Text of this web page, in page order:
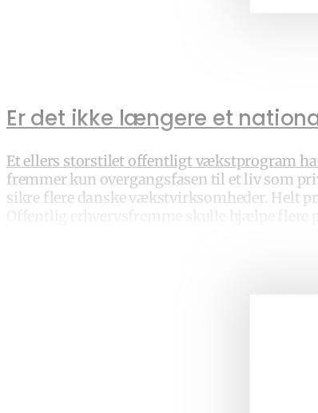
Er det ikke længere et
Et ellers storstilet offentligt vækstprogram
fremmer kun overgangsfasen til et liv som
sikre flere danske vækstvirksomheder. Helt